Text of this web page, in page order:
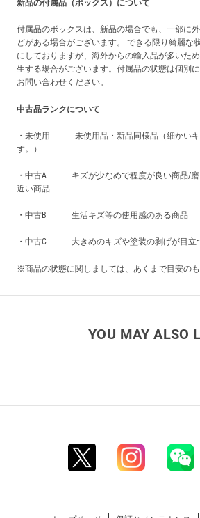
新品の付属品（ボックス）について
付属品のボックスは、新品の場合でも、一部に
どがある場合がございます。 できる限り綺麗な
にしておりますが、海外からの輸入品が多いた
生する場合がございます。付属品の状態は個別
お問い合わせください。
中古品ランクについて
・未使用 未使用品・新品同様品（細かいキ
す。）
・中古A キズが少なめで程度が良い商品/磨
近い商品
・中古B 生活キズ等の使用感のある商品
・中古C 大きめのキズや塗装の剥げが目立
※商品の状態に関しましては、あくまで目安のも
YOU MAY ALSO